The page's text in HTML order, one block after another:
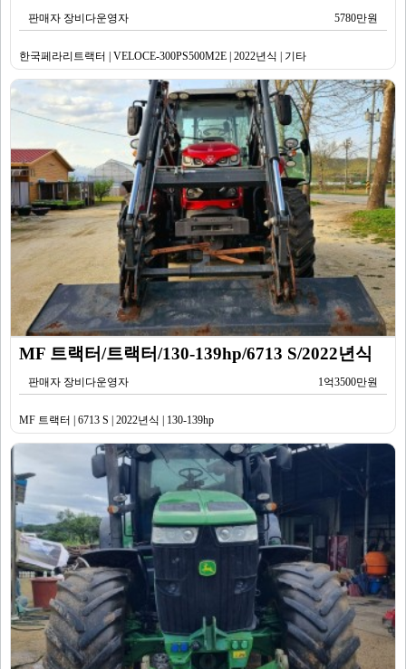
판매자 장비다운영자 5780만원
한국페라리트랙터 | VELOCE-300PS500M2E | 2022년식 | 기타
MF 트랙터/트랙터/130-139hp/6713 S/2022년식
판매자 장비다운영자 1억3500만원
MF 트랙터 | 6713 S | 2022년식 | 130-139hp